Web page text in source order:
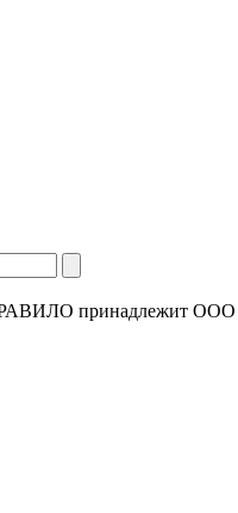
принадлежит